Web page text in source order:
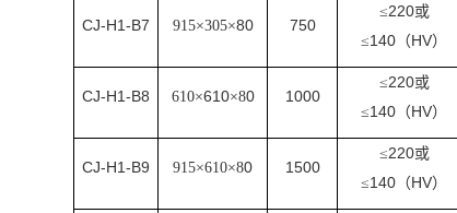
CJ-H1-B7 915×305×80 750
≤220或
≤140 （HV）
CJ-H1-B8 610×610×80 1000
≤220或
≤140 （HV）
CJ-H1-B9 915×610×80 1500
≤220或
≤140 （HV）